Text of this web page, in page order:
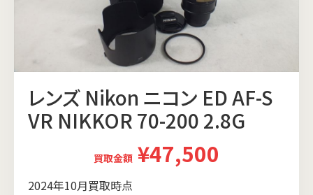
レンズ Nikon ニコン ED AF-S
VR NIKKOR 70-200 2.8G
買取金額 ¥47,500
2024年10月買取時点